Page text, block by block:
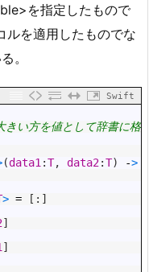
を指定したもので
を適用したものでな
。
Swift
い方を値として辞書に格
(data1 :T, data2:T) ->
> = [ : ]
]
]